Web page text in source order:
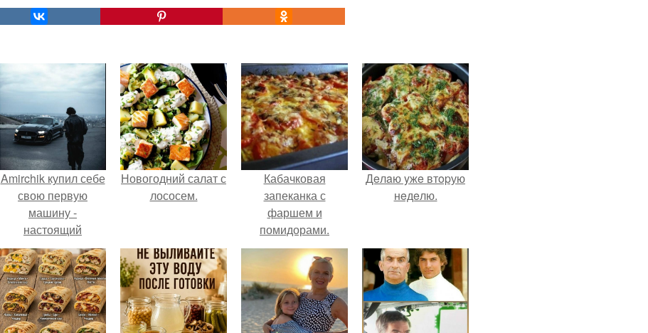
Amirchik купил себе
свою первую
машину -
настоящий
автомобиль мечты
для многих
автолюбителей.
Новогодний салат с
лососем.
Кабачковая
запеканка с
фаршем и
помидорами.
Дeлaю yжe втopую
нeдeлю.